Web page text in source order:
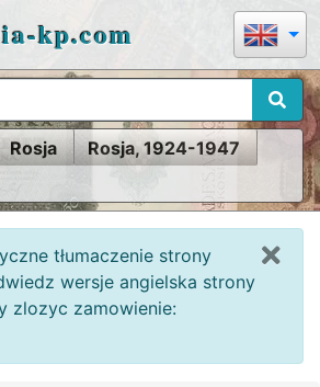
kp.com
Rosja
Rosja, 1924-1947
tłumaczenie strony
wersje angielska strony
zlozyc zamowienie: